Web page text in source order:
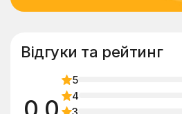
Відгуки та рейтинг
5
4
3